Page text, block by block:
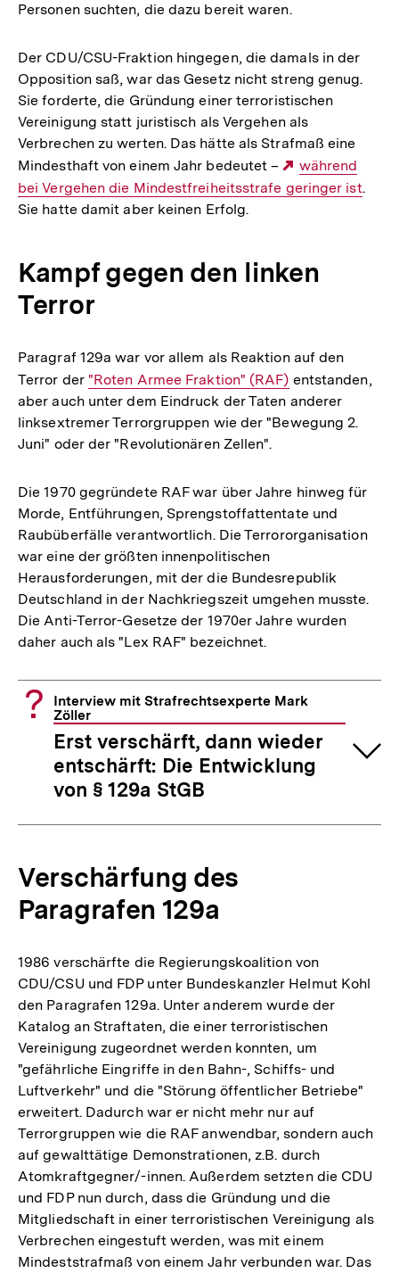
Personen suchten, die dazu bereit waren.
Der CDU/CSU-Fraktion hingegen, die damals in der
Opposition saß, war das Gesetz nicht streng genug.
Sie forderte, die Gründung einer terroristischen
Vereinigung statt juristisch als Vergehen als
Verbrechen zu werten. Das hätte als Strafmaß eine
Mindesthaft von einem Jahr bedeutet –
Externer
Link:
während
bei Vergehen die Mindestfreiheitsstrafe geringer ist.
Sie hatte damit aber keinen Erfolg.
Kampf gegen den linken
Terror
Paragraf 129a war vor allem als Reaktion auf den
Terror der Interner
Link:
"Roten Armee Fraktion" (RAF) entstanden,
aber auch unter dem Eindruck der Taten anderer
linksextremer Terrorgruppen wie der "Bewegung 2.
Juni" oder der "Revolutionären Zellen".
Die 1970 gegründete RAF war über Jahre hinweg für
Morde, Entführungen, Sprengstoffattentate und
Raubüberfälle verantwortlich. Die Terrororganisation
war eine der größten innenpolitischen
Herausforderungen, mit der die Bundesrepublik
Deutschland in der Nachkriegszeit umgehen musste.
Die Anti-Terror-Gesetze der 1970er Jahre wurden
daher auch als "Lex RAF" bezeichnet.
Interview mit Strafrechtsexperte Mark
Zöller
Erst verschärft, dann wieder
entschärft: Die Entwicklung
von § 129a StGB
Verschärfung des
Paragrafen 129a
1986 verschärfte die Regierungskoalition von
CDU/CSU und FDP unter Bundeskanzler Helmut Kohl
den Paragrafen 129a. Unter anderem wurde der
Katalog an Straftaten, die einer terroristischen
Vereinigung zugeordnet werden konnten, um
"gefährliche Eingriffe in den Bahn-, Schiffs- und
Luftverkehr" und die "Störung öffentlicher Betriebe"
erweitert. Dadurch war er nicht mehr nur auf
Terrorgruppen wie die RAF anwendbar, sondern auch
auf gewalttätige Demonstrationen, z.B. durch
Atomkraftgegner/-innen. Außerdem setzten die CDU
und FDP nun durch, dass die Gründung und die
Mitgliedschaft in einer terroristischen Vereinigung als
Verbrechen eingestuft werden, was mit einem
Mindeststrafmaß von einem Jahr verbunden war. Das